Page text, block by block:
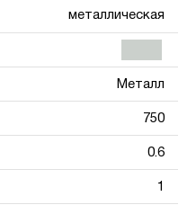
металлическая
Металл
750
0.6
1